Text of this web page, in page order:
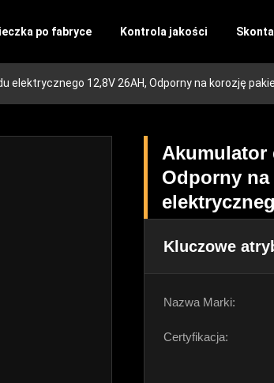
po fabryce Kontrola jakości
elektrycznego 12,8V 26AH, Odporny na korozję
Akumulator
Odporny
Kluczowe
Nazwa Marki:
Certyfikacja: